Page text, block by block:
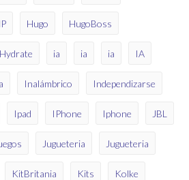
Hugo HugoBoss
Hydrate ia ia ia IA
Inalámbrico Independizarse
Ipad IPhone Iphone JBL
Jugueteria Jugueteria
KitBritania Kits Kolke